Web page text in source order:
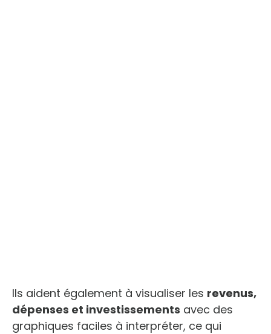
Ils aident également à visualiser les revenus,
dépenses et investissements avec des
graphiques faciles à interpréter, ce qui